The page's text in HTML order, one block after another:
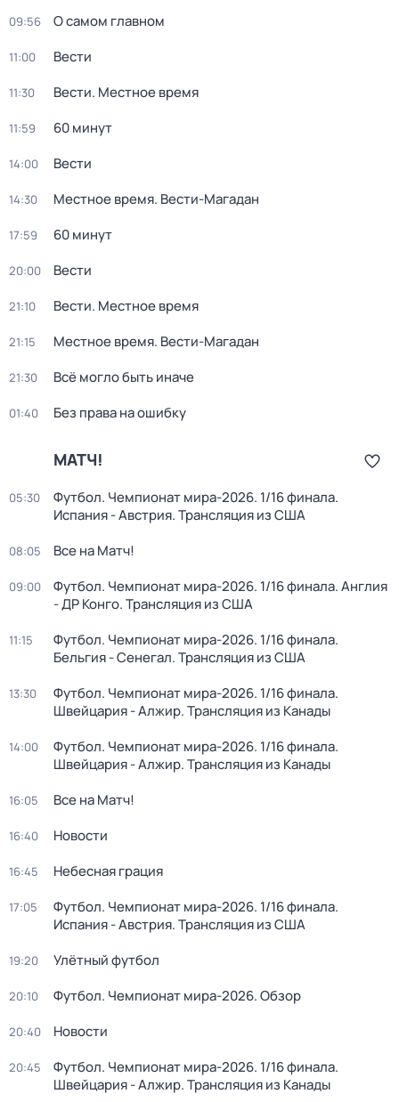
09:56 О самом главном
11:00 Вести
11:30 Вести. Местное время
11:59 60 минут
14:00 Вести
14:30 Местное время. Вести-Магадан
17:59 60 минут
20:00 Вести
21:10 Вести. Местное время
21:15 Местное время. Вести-Магадан
21:30 Всё могло быть иначе
01:40 Без права на ошибку
МАТЧ!
05:30
Футбол. Чемпионат мира-2026. 1/16 финала.
Испания - Австрия. Трансляция из США
08:05 Все на Матч!
09:00
Футбол. Чемпионат мира-2026. 1/16 финала. Англия
- ДР Конго. Трансляция из США
11:15
Футбол. Чемпионат мира-2026. 1/16 финала.
Бельгия - Сенегал. Трансляция из США
13:30
Футбол. Чемпионат мира-2026. 1/16 финала.
Швейцария - Алжир. Трансляция из Канады
14:00
Футбол. Чемпионат мира-2026. 1/16 финала.
Швейцария - Алжир. Трансляция из Канады
16:05 Все на Матч!
16:40 Новости
16:45 Небесная грация
17:05
Футбол. Чемпионат мира-2026. 1/16 финала.
Испания - Австрия. Трансляция из США
19:20 Улётный футбол
20:10 Футбол. Чемпионат мира-2026. Обзор
20:40 Новости
20:45
Футбол. Чемпионат мира-2026. 1/16 финала.
Швейцария - Алжир. Трансляция из Канады